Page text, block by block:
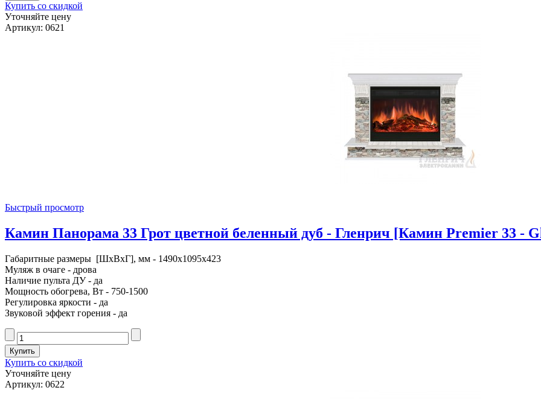
Купить со скидкой
Уточняйте цену
Артикул: 0621
Быстрый просмотр
Камин Панорама 33 Грот цветной беленный дуб - Гленрич [Камин Premier 33 -
Габаритные размеры [ШxВxГ], мм - 1490x1095x423
Муляж в очаге - дрова
Наличие пульта ДУ - да
Мощность обогрева, Вт - 750-1500
Регулировка яркости - да
Звуковой эффект горения - да
Купить со скидкой
Уточняйте цену
Артикул: 0622